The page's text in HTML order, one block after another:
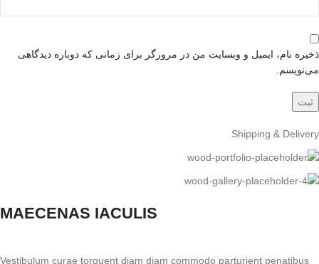
ذخیره نام، ایمیل و وبسایت من در مرورگر برای زمانی که دوباره دیدگاهی
می‌نویسم.
Shipping & Delivery
MAECENAS IACULIS
Vestibulum curae torquent diam diam commodo parturient penatibus